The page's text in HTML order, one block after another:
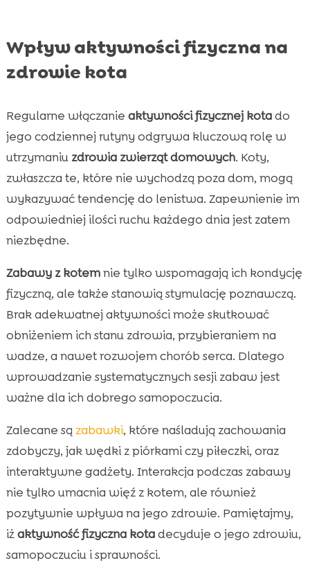
Wpływ aktywności fizyczna na
zdrowie kota
Regularne włączanie aktywności fizycznej kotado
jego codziennej rutyny odgrywa kluczową rolę w
utrzymaniu zdrowia zwierząt domowych. Koty,
zwłaszcza te, które nie wychodzą poza dom, mogą
wykazywać tendencję do lenistwa. Zapewnienie im
odpowiedniej ilości ruchu każdego dnia jest zatem
niezbędne.
Zabawy z kotemnie tylko wspomagają ich kondycję
fizyczną, ale także stanowią stymulację poznawczą.
Brak adekwatnej aktywności może skutkować
obniżeniem ich stanu zdrowia, przybieraniem na
wadze, a nawet rozwojem chorób serca. Dlatego
wprowadzanie systematycznych sesji zabaw jest
ważne dla ich dobrego samopoczucia.
Zalecane są zabawki, które naśladują zachowania
zdobyczy, jak wędki z piórkami czy piłeczki, oraz
interaktywne gadżety. Interakcja podczas zabawy
nie tylko umacnia więź z kotem, ale również
pozytywnie wpływa na jego zdrowie. Pamiętajmy,
iżaktywność fizyczna kotadecyduje o jego zdrowiu,
samopoczuciu i sprawności.